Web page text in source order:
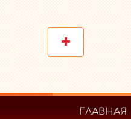
ГЛАВНАЯ